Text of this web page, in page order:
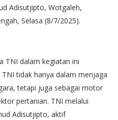
Adisutjipto, Wotgaleh,
Selasa (8/7/2025).
TNI dalam kegiatan ini
tidak hanya dalam menjaga
tetapi juga sebagai motor
pertanian. TNI melalui
Adisutjipto, aktif